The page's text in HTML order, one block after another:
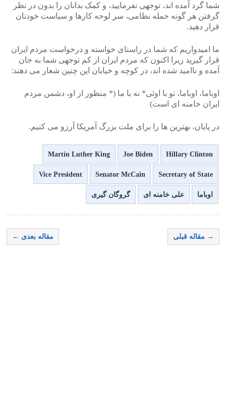
شما گرد آمده اند، توجهی نفرمایید، و کمک بدانان را بدون در نظر
گرفتن هر گونه حمله نظامی، سر لوحه کارها و سیاست خودتان
قرار دهید.
ما امیدواریم که شما در راستای خواسته و درخواست مردم ایران
قرار گیرید زیرا اکنون که مردم ایران از کم توجهی شما به جان
آمده و ناامید شده اند، در کوچه و خیابان این چنین شعار می دهند:
اوباما، اوباما، تو با اوئی* نه با ما (* منظور از او، دشمن مردم
ایران خامنه ای است)
در پایان، بهترین ها را برای ملت بزرگ آمریکا آرزو می کنیم.
Hillary Clinton
Joe Biden
Martin Luther King
Secretary of State
Senator McCain
Vice President
اوباما علی خامنه ای گروگان گیری
→ مقاله قبلی مقاله بعدی ←